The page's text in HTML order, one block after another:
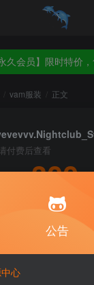
vam服装 正文
付费后查看
300
永久至尊会员终
速下载
页面打不开或支付后不
公告
心